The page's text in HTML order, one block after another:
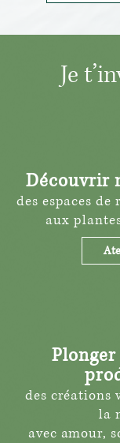
Je
Découvrir
des espaces
aux
des créations
la
avec amour,